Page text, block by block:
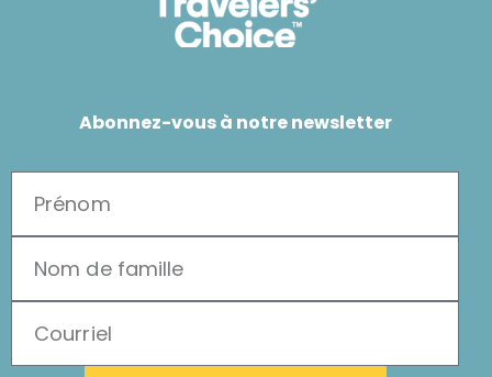
Abonnez-vous à notre newsletter